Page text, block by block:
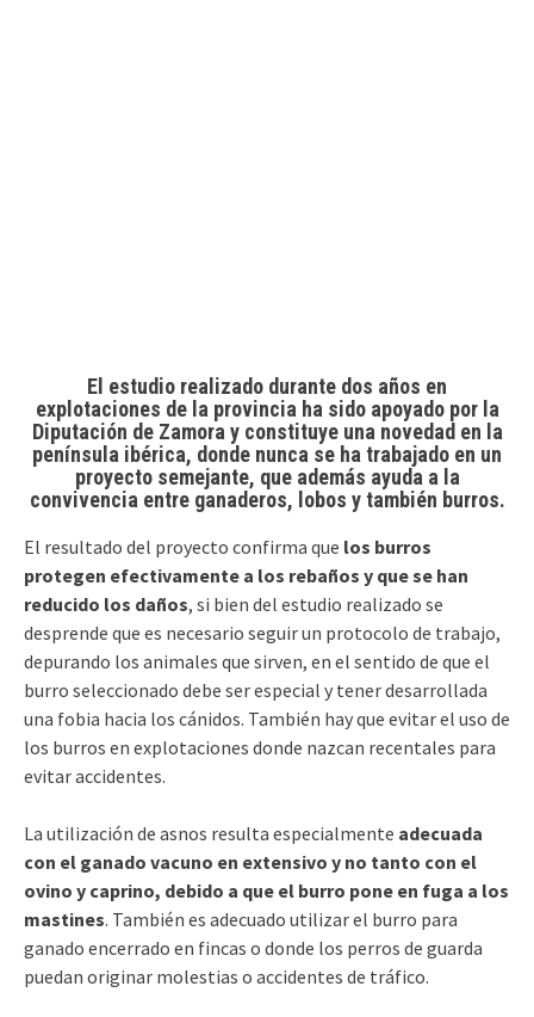
El estudio realizado durante dos años en
explotaciones de la provincia ha sido apoyado por la
Diputación de Zamora y constituye una novedad en la
península ibérica, donde nunca se ha trabajado en un
proyecto semejante, que además ayuda a la
convivencia entre ganaderos, lobos y también burros.
El resultado del proyecto confirma que los burros
protegen efectivamente a los rebaños y que se han
reducido los daños, si bien del estudio realizado se
desprende que es necesario seguir un protocolo de trabajo,
depurando los animales que sirven, en el sentido de que el
burro seleccionado debe ser especial y tener desarrollada
una fobia hacia los cánidos. También hay que evitar el uso de
los burros en explotaciones donde nazcan recentales para
evitar accidentes.
La utilización de asnos resulta especialmente adecuada
con el ganado vacuno en extensivo y no tanto con el
ovino y caprino, debido a que el burro pone en fuga a los
mastines. También es adecuado utilizar el burro para
ganado encerrado en fincas o donde los perros de guarda
puedan originar molestias o accidentes de tráfico.